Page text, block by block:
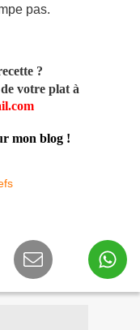
pas.
?
votre plat à
mon blog !